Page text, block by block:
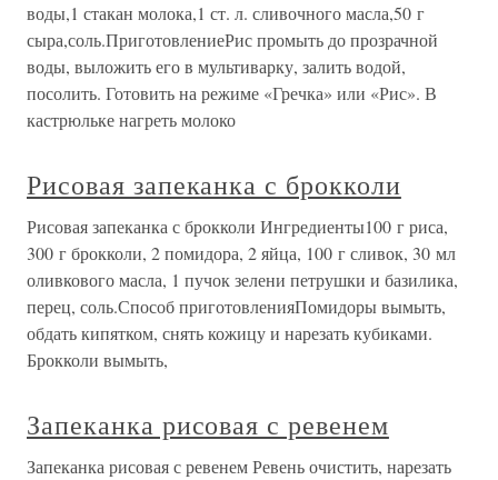
воды,1 стакан молока,1 ст. л. сливочного масла,50 г
сыра,соль.ПриготовлениеРис промыть до прозрачной
воды, выложить его в мультиварку, залить водой,
посолить. Готовить на режиме «Гречка» или «Рис». В
кастрюльке нагреть молоко
Рисовая запеканка с брокколи
Рисовая запеканка с брокколи Ингредиенты100 г риса,
300 г брокколи, 2 помидора, 2 яйца, 100 г сливок, 30 мл
оливкового масла, 1 пучок зелени петрушки и базилика,
перец, соль.Способ приготовленияПомидоры вымыть,
обдать кипятком, снять кожицу и нарезать кубиками.
Брокколи вымыть,
Запеканка рисовая с ревенем
Запеканка рисовая с ревенем Ревень очистить, нарезать